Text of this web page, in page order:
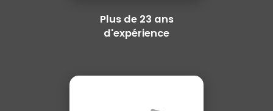
Plus de 23 ans
d'expérience